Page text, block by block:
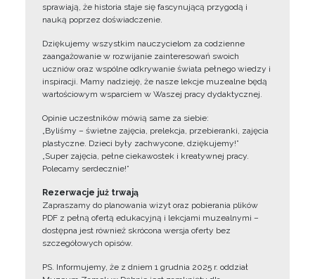
sprawiają, że historia staje się fascynującą przygodą i
nauką poprzez doświadczenie.
Dziękujemy wszystkim nauczycielom za codzienne
zaangażowanie w rozwijanie zainteresowań swoich
uczniów oraz wspólne odkrywanie świata pełnego wiedzy i
inspiracji. Mamy nadzieję, że nasze lekcje muzealne będą
wartościowym wsparciem w Waszej pracy dydaktycznej.
Opinie uczestników mówią same za siebie:
„Byliśmy – świetne zajęcia, prelekcja, przebieranki, zajęcia
plastyczne. Dzieci były zachwycone, dziękujemy!”
„Super zajęcia, pełne ciekawostek i kreatywnej pracy.
Polecamy serdecznie!”
Rezerwacje już trwają
Zapraszamy do planowania wizyt oraz pobierania plików
PDF z pełną ofertą edukacyjną i lekcjami muzealnymi –
dostępna jest również skrócona wersja oferty bez
szczegółowych opisów.
PS. Informujemy, że z dniem 1 grudnia 2025 r. oddział